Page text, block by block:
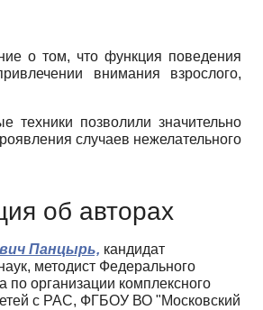
о том, что функция поведения
внимания взрослого,
техники позволили значительно
случаев нежелательного
об авторах
Панцырь, кандидат
методист Федерального
по организации комплексного
с РАС, ФГБОУ ВО "Московский